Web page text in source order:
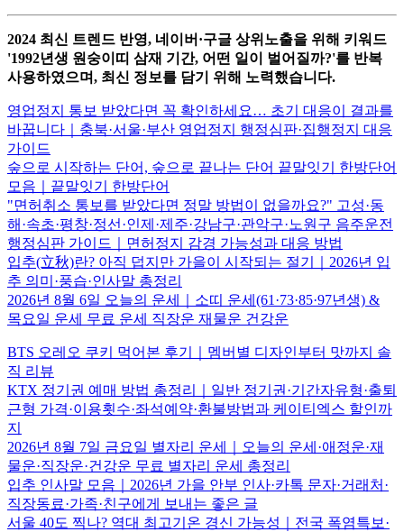
2024 최신 트렌드 반영, 네이버·구글 상위노출을 위해 키워드
'1992년생 원숭이띠 삼재 기간, 어떤 일이 벌어질까?'를 반복
사용하였으며, 최신 정보를 담기 위해 노력했습니다.
영업정지 통보 받았다면 꼭 확인하세요… 초기 대응이 결과를
바꿉니다｜충북·서울·부산 영업정지 행정심판·집행정지 대응
가이드
숲으로 시작하는 단어, 숲으로 끝나는 단어 끝말잇기 한방단어
모음｜끝말잇기 한방단어
"면허취소 통보를 받았다면 정말 방법이 없을까요?" 고성·동
해·속초·평창·정선·인제·제주·강남구·관악구·노원구 음주운전
행정심판 가이드｜면허정지 감경 가능성과 대응 방법
입추(立秋)란? 아직 덥지만 가을이 시작되는 절기｜2026년 입
추 의미·풍습·인사말 총정리
2026년 8월 6일 오늘의 운세｜소띠 운세(61·73·85·97년생) &
목요일 운세 무료 운세 직장운 재물운 건강운
BTS 오레오 쿠키 먹어본 후기｜멤버별 디자인부터 맛까지 솔
직 리뷰
KTX 정기권 예매 방법 총정리｜일반 정기권·기간자유형·출퇴
근형 가격·이용횟수·좌석예약·환불방법과 케이티엑스 할인까
지
2026년 8월 7일 금요일 별자리 운세｜오늘의 운세·애정운·재
물운·직장운·건강운 무료 별자리 운세 총정리
입추 인사말 모음｜2026년 가을 안부 인사·카톡 문자·거래처·
직장동료·가족·친구에게 보내는 좋은 글
서울 40도 찍나? 역대 최고기온 경신 가능성｜전국 폭염특보·